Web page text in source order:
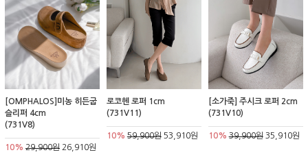
[OMPHALOS]미농 히든굽
슬리퍼 4cm
(731V8)
10% 29,900원 26,910원
로코헨 로퍼 1cm
(731V11)
10% 59,900원53,910원
[소가죽] 주시크 로퍼 2cm
(731V10)
10% 39,900원35,910원